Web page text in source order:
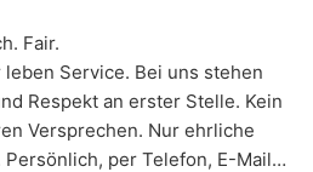
Fair.
Service. Bei uns stehen
Respekt an erster Stelle. Kein
Versprechen. Nur ehrliche
per Telefon, E-Mail